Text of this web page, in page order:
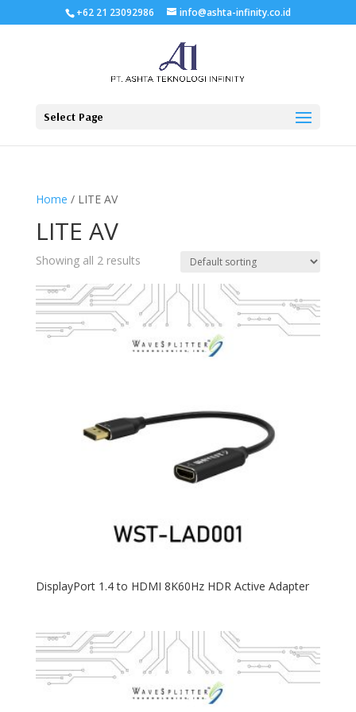
+62 21 23092986 info@ashta-infinity.co.id
Select Page
Home / LITE AV
LITE AV
Showing all 2 results
DisplayPort 1.4 to HDMI 8K60Hz HDR Active Adapter